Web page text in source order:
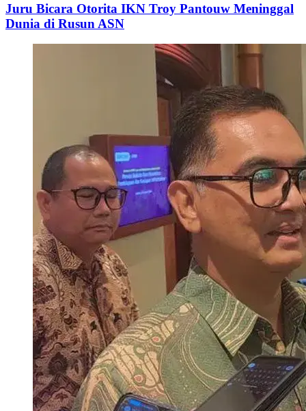
Juru Bicara Otorita IKN Troy Pantouw Meninggal
Dunia di Rusun ASN